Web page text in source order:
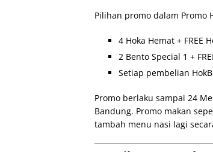
Pilihan promo dalam Promo
4 Hoka Hemat + FREE
2 Bento Special 1 +
Setiap pembelian
Promo berlaku sampai 24
Bandung. Promo makan
tambah menu nasi lagi